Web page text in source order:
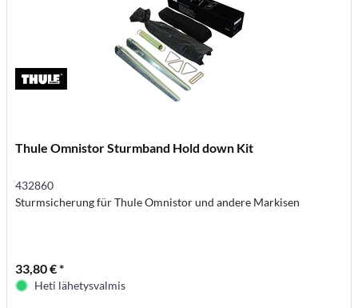
Thule Omnistor Sturmband Hold down Kit
432860
Sturmsicherung für Thule Omnistor und andere Markisen
33,80 € *
Heti lähetysvalmis